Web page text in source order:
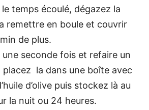
temps écoulé, dégazez la
remettre en boule et couvrir
de plus.
une seconde fois et refaire un
la dans une boîte avec
d’olive puis stockez là au
la nuit ou 24 heures.